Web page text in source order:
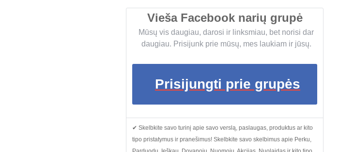
Vieša Facebook narių grupė
Mūsų vis daugiau, darosi ir linksmiau, bet norisi dar
daugiau. Prisijunk prie mūsų, mes laukiam ir jūsų.
Prisijungti prie grupės
✔ Skelbkite savo turinį apie savo verslą, paslaugas, produktus ar kito
tipo pristatymus ir pranešimus! Skelbkite savo skelbimus apie Perku,